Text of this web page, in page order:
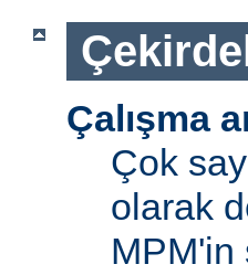
Çalışma
Çok
olarak
MPM'in